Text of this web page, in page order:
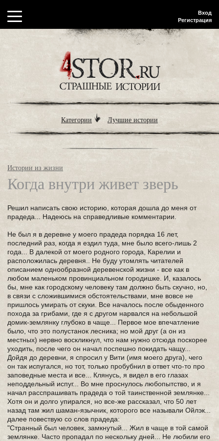
Вход
Регистрация
Категории Лучшие истории
Истории из жизни
Когда внутри живет зверь
Решил написать свою историю, которая дошла до меня от
прадеда... Надеюсь на справедливые комментарии.
Не был я в деревне у моего прадеда порядка 16 лет,
последний раз, когда я ездил туда, мне было всего-лишь 2
года... В далекой от моего родного города, Карелии и
расположилась деревня.. Не буду утомлять читателей
описанием однообразной деревенской жизни - все как в
любом маленьком провинциальном городишке. И, казалось
бы, мне как городскому человеку там должно быть скучно, но,
в связи с сложившимися обстоятельствами, мне вовсе не
пришлось умирать от скуки. Все началось после обыденного
похода за грибами, где я с другом нарвался на небольшой
домик-землянку глубоко в чаще... Первое мое впечатление
было, что это полустанок лесника; но мой друг (а он из
местных) нервно воскликнул, что нам нужно отсюда поскорее
уходить, после чего он начал поспешно покидать чащу...
Дойдя до деревни, я спросил у Вити (имя моего друга), чего
он так испугался, но тот, только пробубнил в ответ что-то про
заповедные места и все... Клянусь, я видел в его глазах
неподдельный испуг... Во мне проснулось любопытство, и я
начал расспрашивать прадеда о той таинственной землянке...
Хотя он и долго упирался, но все-же рассказал, что 50 лет
назад там жил шаман-язычник, которого все называли Ойлэк...
далее повествую со слов прадеда:
"Странный был человек, замкнутый... Жил в чаще в той самой
землянке. Часто пропадал по нескольку дней... Не любили его